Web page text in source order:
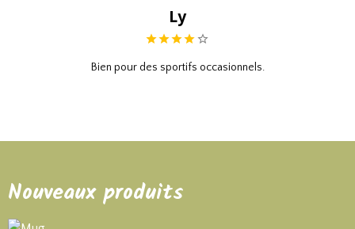
Ly
Bien pour des sportifs occasionnels.
Nouveaux produits